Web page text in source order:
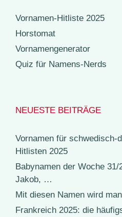
Vornamen-Hitliste 2025
Horstomat
Vornamengenerator
Quiz für Namens-Nerds
NEUESTE BEITRÄGE
Vornamen für schwedisch-
Hitlisten 2025
Babynamen der Woche
Jakob, …
Mit diesen Namen wird
Frankreich 2025: die